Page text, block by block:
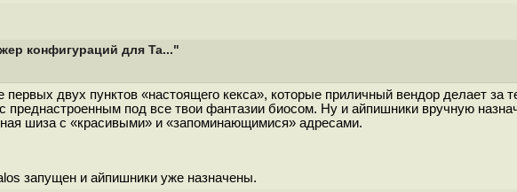
конфигураций для Ta..."
двух пунктов «настоящего кекса», которые приличный вендор делает за
под все твои фантазии биосом. Ну и айпишники вручную
шиза с «красивыми» и «запоминающимися» адресами.
запущен и айпишники уже назначены.